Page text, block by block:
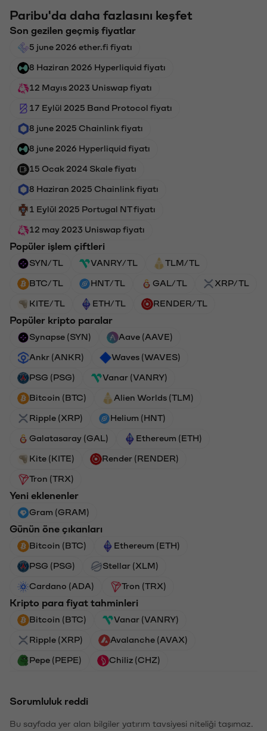
Paribu'da daha fazlasını keşfet
Son gezilen geçmiş fiyatlar
5 june 2026 ether.fi fiyatı
8 Haziran 2026 Hyperliquid fiyatı
12 Mayıs 2023 Uniswap fiyatı
17 Eylül 2025 Band Protocol fiyatı
8 june 2025 Chainlink fiyatı
8 june 2026 Hyperliquid fiyatı
15 Ocak 2024 Skale fiyatı
8 Haziran 2025 Chainlink fiyatı
1 Eylül 2025 Portugal NT fiyatı
12 may 2023 Uniswap fiyatı
Popüler işlem çiftleri
SYN/TL VANRY/TL TLM/TL
BTC/TL HNT/TL GAL/TL XRP/TL
KITE/TL ETH/TL RENDER/TL
Popüler kripto paralar
Synapse (SYN) Aave (AAVE)
Ankr (ANKR) Waves (WAVES)
PSG (PSG) Vanar (VANRY)
Bitcoin (BTC) Alien Worlds (TLM)
Ripple (XRP) Helium (HNT)
Galatasaray (GAL) Ethereum (ETH)
Kite (KITE) Render (RENDER)
Tron (TRX)
Yeni eklenenler
Gram (GRAM)
Günün öne çıkanları
Bitcoin (BTC) Ethereum (ETH)
PSG (PSG) Stellar (XLM)
Cardano (ADA) Tron (TRX)
Kripto para fiyat tahminleri
Bitcoin (BTC) Vanar (VANRY)
Ripple (XRP) Avalanche (AVAX)
Pepe (PEPE) Chiliz (CHZ)
Sorumluluk reddi
Bu sayfada yer alan bilgiler yatırım tavsiyesi niteliği taşımaz.